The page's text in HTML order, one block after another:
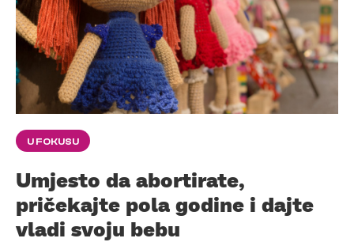
U FOKUSU
Umjesto da abortirate,
pričekajte pola godine i dajte
vladi svoju bebu